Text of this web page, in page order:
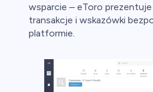
wsparcie – eToro prezentuje
transakcje i wskazówki
platformie.